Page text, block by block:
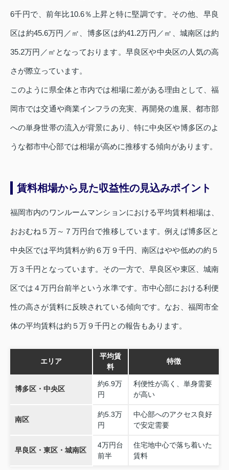
6千円で、前年比10.6％上昇と特に堅調です。その他、早良
区は約45.6万円／㎡、博多区は約41.2万円／㎡、城南区は約
35.2万円／㎡となっております。早良区や中央区の人気の高
さが際立っています。
このように県全体と市内では相場に差がある理由として、福
岡市では交通や商業インフラの充実、再開発の進展、都市部
への単身世帯の流入が背景にあり、特に中央区や博多区のよ
うな都市中心部では相場が高めに推移する傾向があります。
賃料相場から見た収益性の見込みポイント
福岡市内のワンルームマンションにおける平均賃料相場は、
おおむね５万～７万円台で推移しています。例えば博多区と
中央区では平均賃料が約６万９千円、南区はやや低めの約５
万３千円となっています。その一方で、早良区や東区、城南
区では４万円台前半という水準です。市中心部における利便
性の高さが賃料に反映されている傾向です。なお、福岡市全
体の平均賃料は約５万９千円との報告もあります。
エリア
平均賃
料
特徴
博多区・中央区
約6.9万
円
利便性が高く、単身需要
が高い
南区
約5.3万
円
中心部へのアクセス良好
で安定需要
早良区・東区・城南区
4万円台
前半
住宅地中心で落ち着いた
賃料